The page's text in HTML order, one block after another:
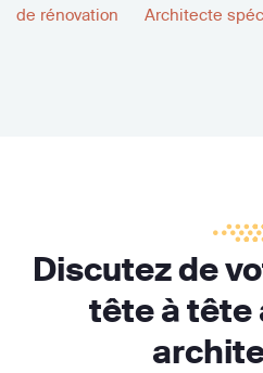
de rénovation
Architecte
Discutez de
tête à tête